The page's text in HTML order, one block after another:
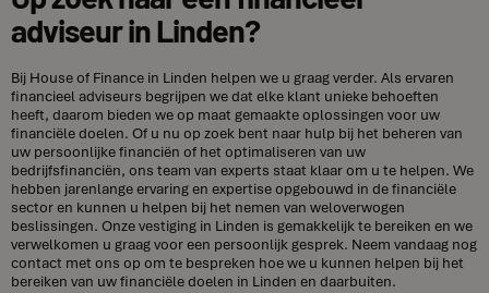
adviseur in Linden?
Bij House of Finance in Linden helpen we u graag verder. Als ervaren
financieel adviseurs begrijpen we dat elke klant unieke behoeften
heeft, daarom bieden we op maat gemaakte oplossingen voor uw
financiële doelen. Of u nu op zoek bent naar hulp bij het beheren van
uw persoonlijke financiën of het optimaliseren van uw
bedrijfsfinanciën, ons team van experts staat klaar om u te helpen. We
hebben jarenlange ervaring en expertise opgebouwd in de financiële
sector en kunnen u helpen bij het nemen van weloverwogen
beslissingen. Onze vestiging in Linden is gemakkelijk te bereiken en we
verwelkomen u graag voor een persoonlijk gesprek. Neem vandaag nog
contact met ons op om te bespreken hoe we u kunnen helpen bij het
bereiken van uw financiële doelen in Linden en daarbuiten.